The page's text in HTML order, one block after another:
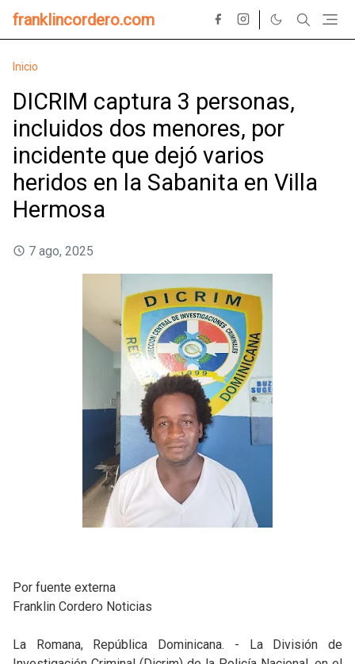
franklincordero.com
Inicio
DICRIM captura 3 personas,
incluidos dos menores, por
incidente que dejó varios
heridos en la Sabanita en Villa
Hermosa
7 ago, 2025
Por fuente externa
Franklin Cordero Noticias
La Romana, República Dominicana. - La División de